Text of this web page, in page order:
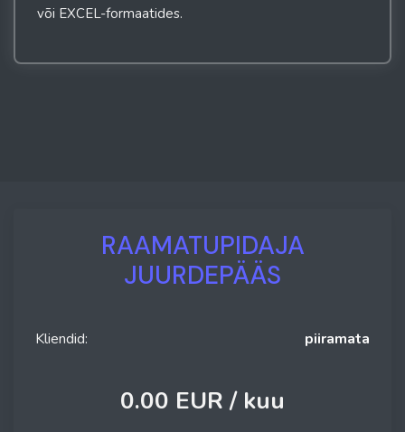
või EXCEL-formaatides.
RAAMATUPIDAJA
JUURDEPÄÄS
Kliendid: piiramata
0.00 EUR / kuu